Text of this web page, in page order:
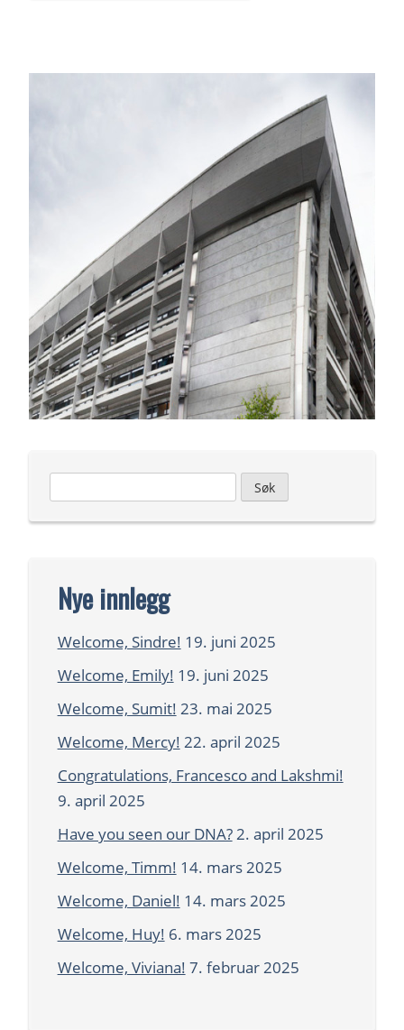
etter:
Nye innlegg
Welcome, Sindre! 19. juni 2025
Welcome, Emily! 19. juni 2025
Welcome, Sumit! 23. mai 2025
Welcome, Mercy! 22. april 2025
Congratulations, Francesco and Lakshmi!
9. april 2025
Have you seen our DNA?2. april 2025
Welcome, Timm! 14. mars 2025
Welcome, Daniel! 14. mars 2025
Welcome, Huy! 6. mars 2025
Welcome, Viviana! 7. februar 2025